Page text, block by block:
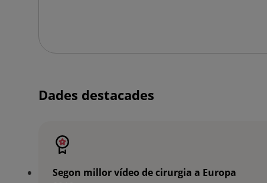
Dades destacades
Segon millor vídeo de cirurgia a Europa